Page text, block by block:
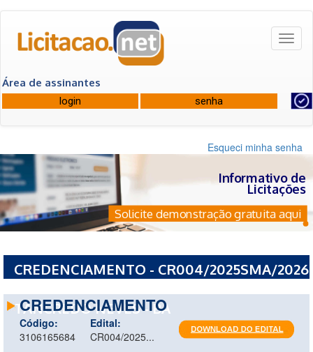
Área de assinantes
Esqueci minha senha
Informativo de
Licitações
Solicite demonstração gratuita aqui
CREDENCIAMENTO - CR004/2025SMA/2026
TANCREDO NEVES - BA
CREDENCIAMENTO
Código:
3106165684
Edital:
CR004/2025...